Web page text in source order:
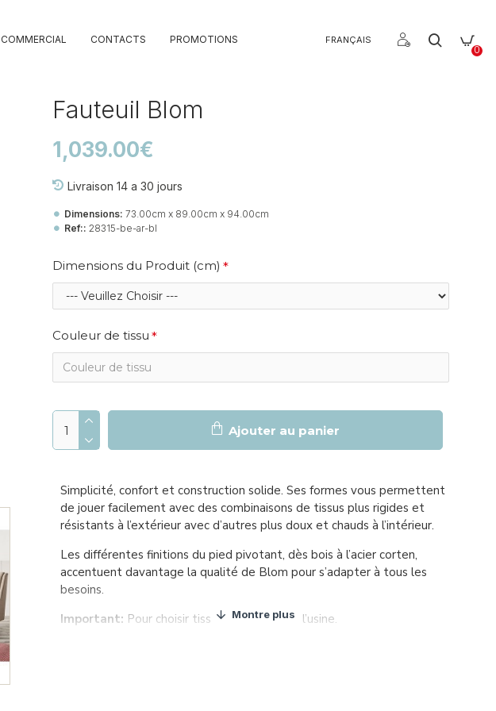
COMMERCIAL CONTACTS PROMOTIONS FRANÇAIS
0
Fauteuil Blom
Livraison 14 a 30 jours
Dimensions: 73.00cm x 89.00cm x 94.00cm
Ref:: 28315-be-ar-bl
1,039.00€
Dimensions du Produit (cm)
Couleur de tissu
Ajouter au panier
Simplicité, confort et construction solide. Ses formes vous permettent
de jouer facilement avec des combinaisons de tissus plus rigides et
résistants à l’extérieur avec d’autres plus doux et chauds à l’intérieur.
Les différentes finitions du pied pivotant, dès bois à l’acier corten,
accentuent davantage la qualité de Blom pour s’adapter à tous les
besoins.
Important: Pour choisir tissu,consulter avec l’usine.